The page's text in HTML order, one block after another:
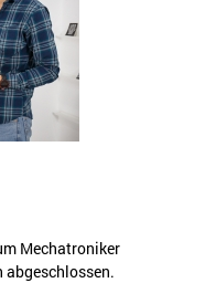
Mechatroniker
abgeschlossen.